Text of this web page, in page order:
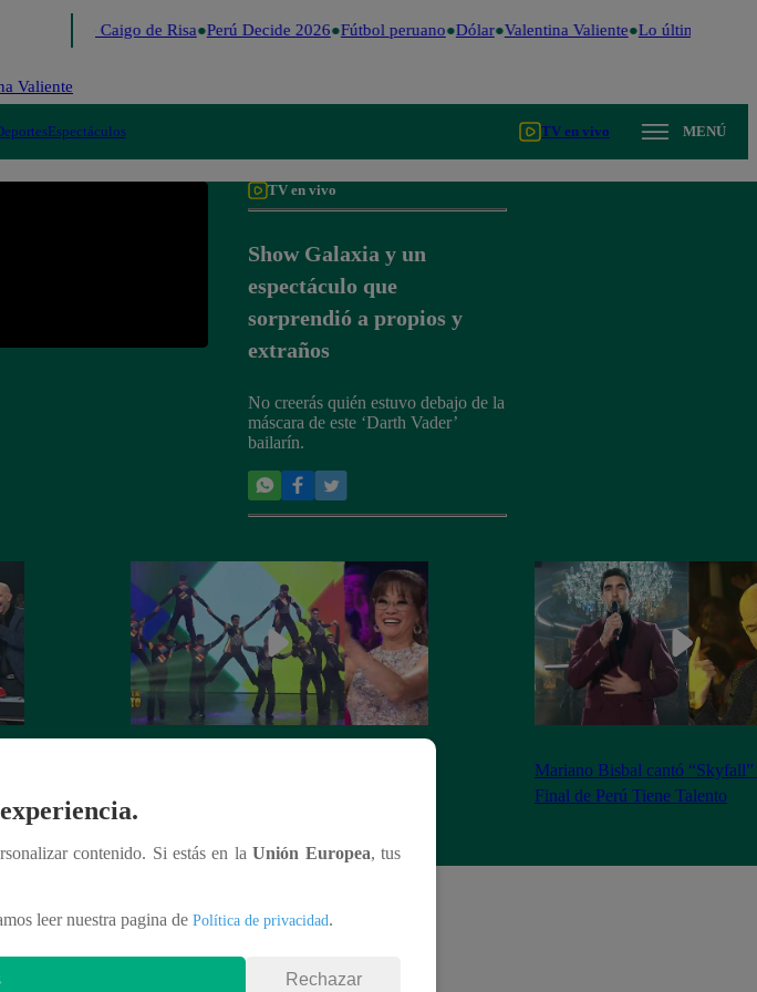
Me Caigo de Risa Perú Decide 2026 Fútbol peruano Dólar Valentina Valiente Lo último
Valiente
Espectáculos TV en vivo MENÚ
TV en vivo
Show Galaxia y un
espectáculo que
sorprendió a propios y
extraños
No creerás quién estuvo debajo de la
máscara de este ‘Darth Vader’
bailarín.
Mariano Bisbal cantó
Final de Perú Tiene Talento
contenido. Si estás en laUnión Europea, tus
leer nuestra pagina de Política de privacidad.
Rechazar